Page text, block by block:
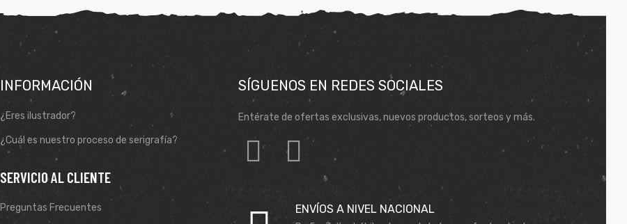
INFORMACIÓN
¿Eres ilustrador?
¿Cuál es nuestro proceso de serigrafía?
SERVICIO AL CLIENTE
Preguntas Frecuentes
SÍGUENOS EN REDES SOCIALES
Entérate de ofertas exclusivas, nuevos productos, sorteos y más.
ENVÍOS A NIVEL NACIONAL